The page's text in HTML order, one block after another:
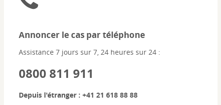
Annoncer le cas par téléphone
Assistance 7 jours sur 7, 24 heures sur 24 :
0800 811 911
Depuis l'étranger : +41 21 618 88 88